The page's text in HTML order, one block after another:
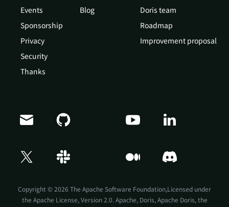
Events
Sponsorship
Privacy
Security
Thanks
Blog
Doris team
Roadmap
Improvement proposal
Copyright © 2026 The Apache Software Foundation,Licensed under
the Apache License, Version 2.0. Apache, Doris, Apache Doris, the
Doris Summit 26